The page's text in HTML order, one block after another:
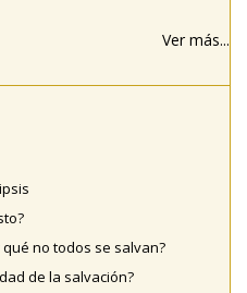
Ver más...
qué no todos se salvan?
de la salvación?